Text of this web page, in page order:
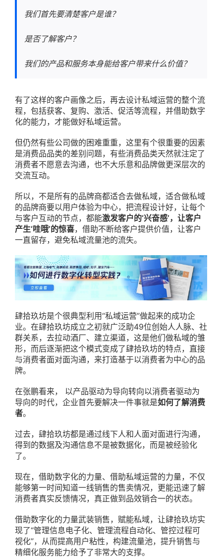
我们首先要清楚客户是谁？
是否了解客户？
我们的产品和服务本身能给客户带来什么价值？
有了这样的客户画像之后，再去设计私域运营的整个流
程，包括获客、复购、激活、促活等流程，并借助数字
化的能力，才能做好私域运营。
但仍然有些公司做的困难重重，这里有个很重要的因素
是消费品品类的差别问题，有些消费品类天然就注定了
消费者不愿意去沟通，也不大乐意和品牌做更深层次的
交流互动。
所以，不是所有的品牌商都适合去做私域，适合做私域
的品牌商要以用户体验为中心，把流程设计好，让每个
与客户互动的节点，都能激发客户的‘兴奋感’，让客户
产生‘哇哦’的惊喜，借助不断给客户提供价值，让客户
一直留存，避免私域流量池的流失。
肆拾玖坊是个很典型利用“私域运营”做起来的成功企
业。在肆拾玖坊成立之初就广泛助49位创始人人脉、社
群关系，去拉动酒厂、建立渠道，这是他们做私域的雏
形，而后逐渐把这个模式变成了肆拾玖坊的特点，直接
与消费者面对面沟通，来打造基于以消费者为中心的品
牌。
在张鹏看来， ‍‍以产品驱动为导向转向以消费者驱动为
导向的时代，企业首先要解决一件事就是如何了解消费
者。
过去，肆拾玖坊都是通过线下人和人面对面进行沟通，
得到的数据及沟通信息不是被数据化，而是被经验化
了。
现在，借助数字化的力量、借助私域运营的力量，不仅
能够第一时间知道一线销售的售卖情况，更能迅速了解
消费者真实反馈情况，真正做到品效销合一的状态。
借助数字化的力量武装销售，赋能私域，让肆拾玖坊实
现了“管理信息电子化、管理流程自动化、管控过程可
视化”，从而提高用户粘性，构建流量池，提升销售与
精细化服务能力给予了非常大的支撑。